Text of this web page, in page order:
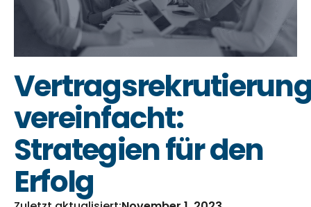
vereinfacht:
Strategien für den
Erfolg